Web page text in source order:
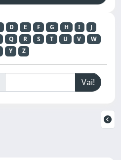
D E F G H I
J
Q R S T U V
W
Y Z